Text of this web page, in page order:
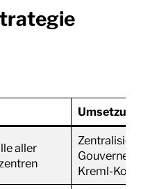
Umsetzung
aller
Kreml-